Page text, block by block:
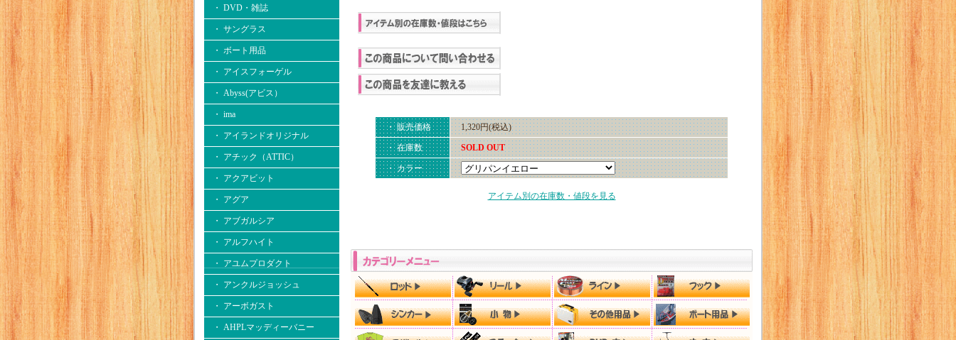
・ DVD・雑誌
・ サングラス
・ ボート用品
・ アイスフォーゲル
・ Abyss(アビス）
・ ima
・ アイランドオリジナル
・ アチック（ATTIC）
・ アクアビット
・ アグア
・ アブガルシア
・ アルフハイト
・ アユムプロダクト
・ アンクルジョッシュ
・ アーボガスト
・ AHPLマッディーバニー
・ 販売価格 1,320円(税込)
・ 在庫数 SOLD OUT
・ カラー
アイテム別の在庫数・値段を見る